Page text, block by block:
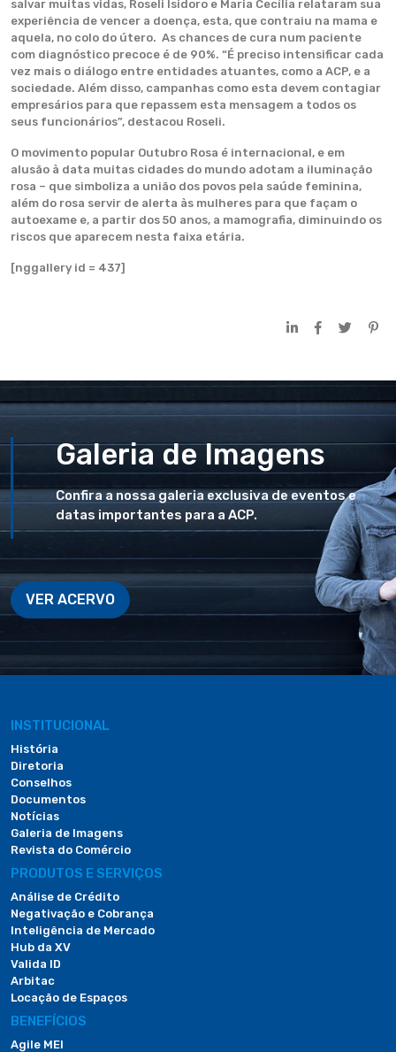
salvar muitas vidas, Roseli Isidoro e Maria Cecília relataram sua
experiência de vencer a doença, esta, que contraiu na mama e
aquela, no colo do útero. As chances de cura num paciente
com diagnóstico precoce é de 90%. “É preciso intensificar cada
vez mais o diálogo entre entidades atuantes, como a ACP, e a
sociedade. Além disso, campanhas como esta devem contagiar
empresários para que repassem esta mensagem a todos os
seus funcionários”, destacou Roseli.
O movimento popular Outubro Rosa é internacional, e em
alusão à data muitas cidades do mundo adotam a iluminação
rosa – que simboliza a união dos povos pela saúde feminina,
além do rosa servir de alerta às mulheres para que façam o
autoexame e, a partir dos 50 anos, a mamografia, diminuindo os
riscos que aparecem nesta faixa etária.
[nggallery id = 437]
Galeria de Imagens
Confira a nossa galeria exclusiva de eventos e
datas importantes para a ACP.
VER ACERVO
INSTITUCIONAL
História
Diretoria
Conselhos
Documentos
Notícias
Galeria de Imagens
Revista do Comércio
PRODUTOS E SERVIÇOS
Análise de Crédito
Negativação e Cobrança
Inteligência de Mercado
Hub da XV
Valida ID
Arbitac
Locação de Espaços
BENEFÍCIOS
Agile MEI